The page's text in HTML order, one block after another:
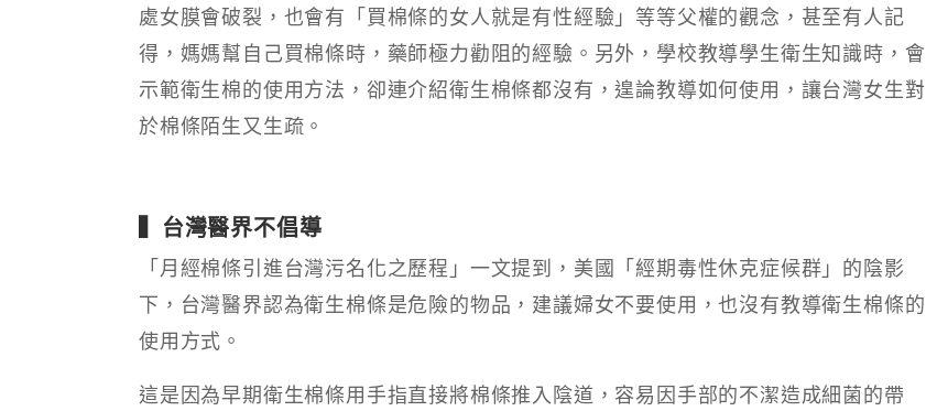
處女膜會破裂，也會有「買棉條的女人就是有性經驗」等等父權的觀念，甚至有人記
得，媽媽幫自己買棉條時，藥師極力勸阻的經驗。另外，學校教導學生衛生知識時，會
示範衛生棉的使用方法，卻連介紹衛生棉條都沒有，遑論教導如何使用，讓台灣女生對
於棉條陌生又生疏。
▍台灣醫界不倡導
「月經棉條引進台灣污名化之歷程」一文提到，美國「經期毒性休克症候群」的陰影
下，台灣醫界認為衛生棉條是危險的物品，建議婦女不要使用，也沒有教導衛生棉條的
使用方式。
這是因為早期衛生棉條用手指直接將棉條推入陰道，容易因手部的不潔造成細菌的帶